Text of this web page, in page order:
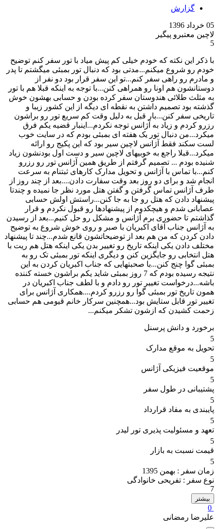
گزارش
05 خرداد 1396
لاچین معتبرو پیگیر
5
با ذکر این نکته که خودم خیلی کم پیش میاد با تور سفر کنم توضیح
خودم رو شروع میکنم...مدتی بود که دنبال تور بمبئی میگشتم تا پدر
و مادرم رو راهی سفر کنم...تو این سفر قرار بود دو نفر از
دوستانشون هم اونا رو همراهی کنن...با توجه به اینکه قبلا هم با تور
به مثلث طلائی هندوستان سفر کرده بودن و حسابی بهشون خوش
گذشته بود تصمیم داشتن به نقطه ای دیگه از این کشور زیبا و
تاریخی سفر کنن...بار قبل به دلیل وقت کم سریع تور رو براشون
رزرو کردم و زیاد به آژانس توجه نکردم...اینبار قضیه یکم فرق
میکرد...من دنبال تور یک هفته ای بمبئی بودم که در سایت خوب
لست سکند فقط آژانس لاچین سیر بود که این پکیج رو ارائه
میکرد...قبلا راجع به خوبیهای لاچین سیر و دست اول بودنشون زیاد
شنیده بودم ... تصمیم گرفتم از طریق همین آژانس تور رو رزرو
کنم...با تماس با آژانس و تحویل مدارک کارهای ثبتنام به سرعت
انجام شد و برای دو روز بعد وقت سفارت دادن....بعد از چند روز از
طرف آژانس تماس گرفتن و گفتن هتل مورد نظر جا نمیده و چندتا
پیشنهاد دادن که هتل رو جا به جا کنن...راستش اولش حسابی
عصابانی شدم و هیچکدوم از پیشنهادها رو قبول نکردم و قرار
گذاشتم تا حضوری برم آژانس و مشکل رو حل کنیم...بعد از رسیدن
به آژانس جناب آقای اکبریان با صبر و روی خوش شروع به توضیح
دادن کردن که من هم بعد از توضیحاتشون قانع شدم...چند تا پیشنهاد
مختلف دادن یکی اینکه تاریخ رو تغییر بدن یکی اینکه هتل هم ریت با
هتل انتخابی رو جایگزین کنن و دیگری اینکه تور بمبئی تک رو به
بمبئی گوا چنج کنن...با صحبتهایی که جناب اکبریان کردن به این
نتیجه رسیده بودم که 7 روز بمبئی شاید یکم براشون خسته کننده
باشه...درخواست تغییر تور رو دادم و با لطف جناب اکبریان در
همون تاریخ تور بمبئی گوا رو رزرو کردم....همکاری آژانس برای
تغییر تور قابل ستایش بود...همچنین سرکار خانم قیومی هم حسابی
زحمت کشیدن که ازشون تشکر میکنم...
برخورد و دانش پرسنل
5
تحویل به موقع مدارک
5
موقعیت فیزیکی آژانس
5
پشتیبانی در طول سفر
5
پایبندی به مفاد قرارداد
5
تعهد و مسئولیت پذیری تور لیدر
5
قیمت نسبت به بازار
5
زمان سفر : بهمن 1395
نوع سفر : تفریحی خانوادگی
7
بیشتر
0
علیرضا رمضانی